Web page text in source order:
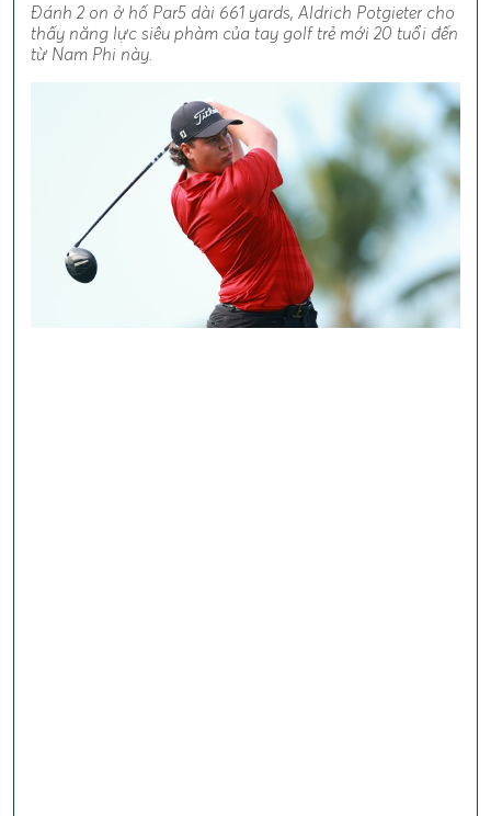
Đánh 2 on ở hố Par5 dài 661 yards, Aldrich Potgieter cho
thấy năng lực siêu phàm của tay golf trẻ mới 20 tuổi đến
từ Nam Phi này.